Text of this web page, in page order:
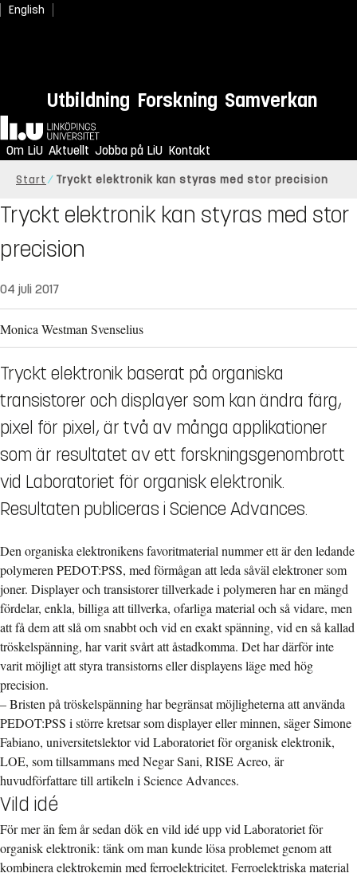
English
Utbildning Forskning Samverkan
Hem
Om LiU Aktuellt Jobba på LiU Kontakt
Start Tryckt elektronik kan styras med stor precision
Tryckt elektronik kan styras med stor
precision
04 juli 2017
Monica Westman Svenselius
Tryckt elektronik baserat på organiska
transistorer och displayer som kan ändra färg,
pixel för pixel, är två av många applikationer
som är resultatet av ett forskningsgenombrott
vid Laboratoriet för organisk elektronik.
Resultaten publiceras i Science Advances.
Den organiska elektronikens favoritmaterial nummer ett är den ledande
polymeren PEDOT:PSS, med förmågan att leda såväl elektroner som
joner. Displayer och transistorer tillverkade i polymeren har en mängd
fördelar, enkla, billiga att tillverka, ofarliga material och så vidare, men
att få dem att slå om snabbt och vid en exakt spänning, vid en så kallad
tröskelspänning, har varit svårt att åstadkomma. Det har därför inte
varit möjligt att styra transistorns eller displayens läge med hög
precision.
– Bristen på tröskelspänning har begränsat möjligheterna att använda
PEDOT:PSS i större kretsar som displayer eller minnen, säger Simone
Fabiano, universitetslektor vid Laboratoriet för organisk elektronik,
LOE, som tillsammans med Negar Sani, RISE Acreo, är
huvudförfattare till artikeln i Science Advances.
Vild idé
För mer än fem år sedan dök en vild idé upp vid Laboratoriet för
organisk elektronik: tänk om man kunde lösa problemet genom att
kombinera elektrokemin med ferroelektricitet. Ferroelektriska material